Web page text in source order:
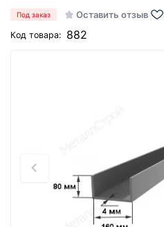
Под заказ Оставить отзыв
Код товара: 882